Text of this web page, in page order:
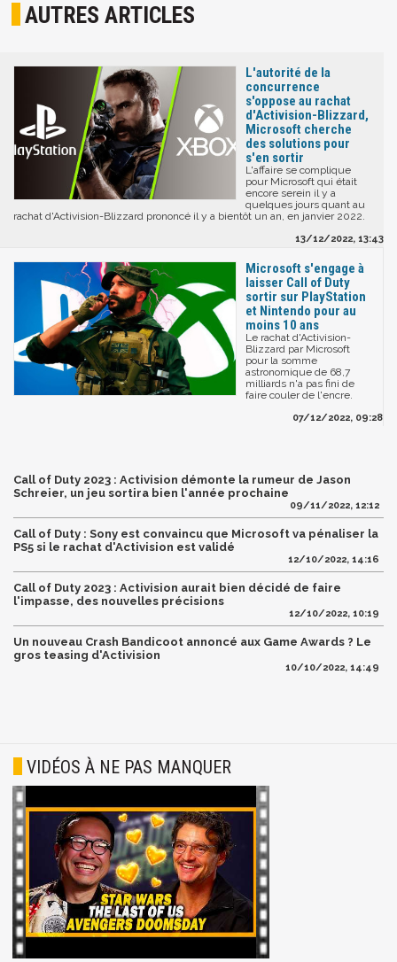
AUTRES ARTICLES
L'autorité de la
concurrence
s'oppose au rachat
d'Activision-Blizzard,
Microsoft cherche
des solutions pour
s'en sortir
L'affaire se complique
pour Microsoft qui était
encore serein il y a
quelques jours quant au
rachat d'Activision-Blizzard prononcé il y a bientôt un an, en janvier 2022.
13/12/2022, 13:43
Microsoft s'engage à
laisser Call of Duty
sortir sur PlayStation
et Nintendo pour au
moins 10 ans
Le rachat d'Activision-
Blizzard par Microsoft
pour la somme
astronomique de 68,7
milliards n'a pas fini de
faire couler de l'encre.
07/12/2022, 09:28
Call of Duty 2023 : Activision démonte la rumeur de Jason
Schreier, un jeu sortira bien l'année prochaine
09/11/2022, 12:12
Call of Duty : Sony est convaincu que Microsoft va pénaliser la
PS5 si le rachat d'Activision est validé
12/10/2022, 14:16
Call of Duty 2023 : Activision aurait bien décidé de faire
l'impasse, des nouvelles précisions
12/10/2022, 10:19
Un nouveau Crash Bandicoot annoncé aux Game Awards ? Le
gros teasing d'Activision
10/10/2022, 14:49
VIDÉOS À NE PAS MANQUER